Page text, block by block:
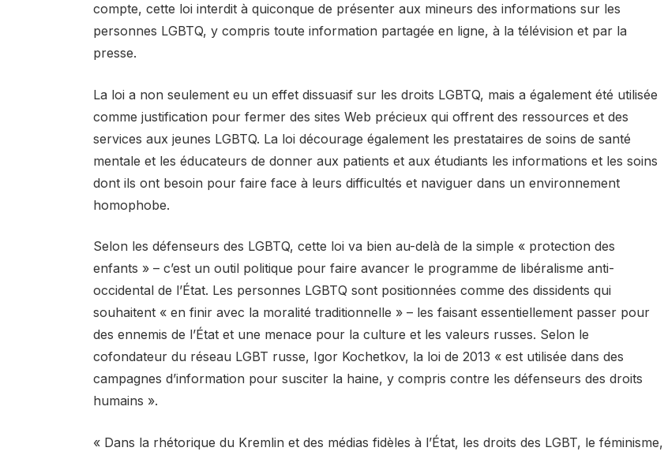
compte, cette loi interdit à quiconque de présenter aux mineurs des informations sur les
personnes LGBTQ, y compris toute information partagée en ligne, à la télévision et par la
presse.
La loi a non seulement eu un effet dissuasif sur les droits LGBTQ, mais a également été utilisée
comme justification pour fermer des sites Web précieux qui offrent des ressources et des
services aux jeunes LGBTQ. La loi décourage également les prestataires de soins de santé
mentale et les éducateurs de donner aux patients et aux étudiants les informations et les soins
dont ils ont besoin pour faire face à leurs difficultés et naviguer dans un environnement
homophobe.
Selon les défenseurs des LGBTQ, cette loi va bien au-delà de la simple « protection des
enfants » – c’est un outil politique pour faire avancer le programme de libéralisme anti-
occidental de l’État. Les personnes LGBTQ sont positionnées comme des dissidents qui
souhaitent « en finir avec la moralité traditionnelle » – les faisant essentiellement passer pour
des ennemis de l’État et une menace pour la culture et les valeurs russes. Selon le
cofondateur du réseau LGBT russe, Igor Kochetkov, la loi de 2013 « est utilisée dans des
campagnes d’information pour susciter la haine, y compris contre les défenseurs des droits
humains ».
« Dans la rhétorique du Kremlin et des médias fidèles à l’État, les droits des LGBT, le féminisme,